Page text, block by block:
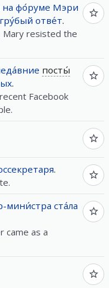
на фо́руме Мэри
гру́бый отве́т.
resisted the
посты́
.
Facebook
.
мини́стра ста́ла
came as a